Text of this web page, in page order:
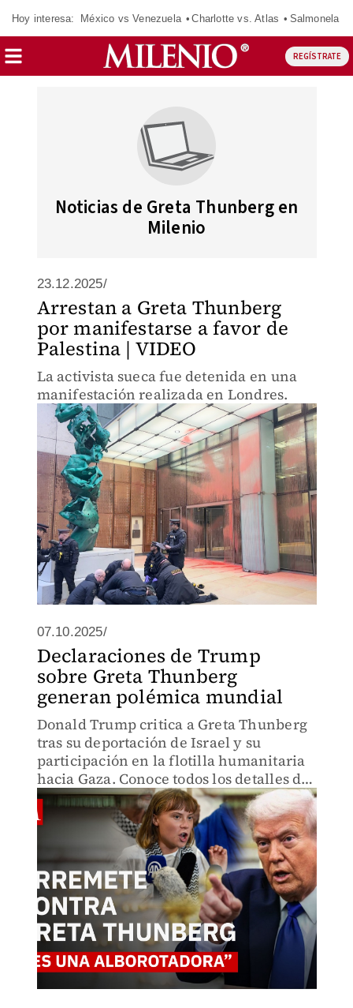
Hoy interesa: México vs Venezuela Charlotte vs. Atlas Salmonela
REGÍSTRATE
Noticias de Greta Thunberg en
Milenio
23.12.2025/
Arrestan a Greta Thunberg
por manifestarse a favor de
Palestina | VIDEO
La activista sueca fue detenida en una
manifestación realizada en Londres.
07.10.2025/
Declaraciones de Trump
sobre Greta Thunberg
generan polémica mundial
Donald Trump critica a Greta Thunberg
tras su deportación de Israel y su
participación en la flotilla humanitaria
hacia Gaza. Conoce todos los detalles de
sus declaraciones y la respuesta de la
activista sueca.